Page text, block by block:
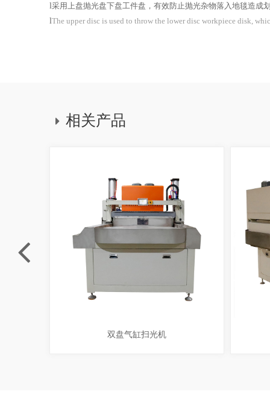
l采用上盘抛光盘下盘工件盘，有效防止抛光杂物落入地毯造成
lThe upper disc is used to throw the lower disc workpiece disk,
相关产品
双盘气缸扫光机